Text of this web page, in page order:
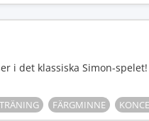
i det klassiska Simon-
FÄRGMINNE